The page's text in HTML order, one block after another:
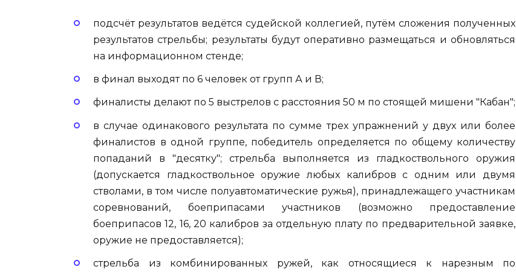
подсчёт результатов ведётся судейской коллегией, путём сложения полученных
результатов стрельбы; результаты будут оперативно размещаться и обновляться
на информационном стенде;
в финал выходят по 6 человек от групп А и В;
финалисты делают по 5 выстрелов с расстояния 50 м по стоящей мишени "Кабан";
в случае одинакового результата по сумме трех упражнений у двух или более
финалистов в одной группе, победитель определяется по общему количеству
попаданий в "десятку"; стрельба выполняется из гладкоствольного оружия
(допускается гладкоствольное оружие любых калибров с одним или двумя
стволами, в том числе полуавтоматические ружья), принадлежащего участникам
соревнований, боеприпасами участников (возможно предоставление
боеприпасов 12, 16, 20 калибров за отдельную плату по предварительной заявке,
оружие не предоставляется);
стрельба из комбинированных ружей, как относящиеся к нарезным по